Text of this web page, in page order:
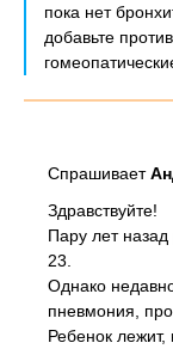
пока нет
добавьте
Спрашивает
Здравствуйте!
Пару лет
23.
Однако
пневмония,
Ребенок лежит,